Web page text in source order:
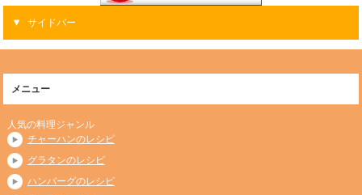
サイドバー
メニュー
人気の料理ジャンル
チャーハンのレシピ
グラタンのレシピ
ハンバーグのレシピ